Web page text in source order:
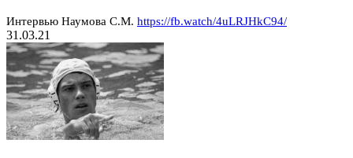
Интервью Наумова С.М. https://fb.watch/4uLRJHkC94/
31.03.21